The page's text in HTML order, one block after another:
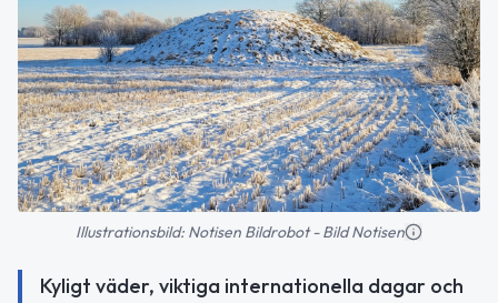
Illustrationsbild: Notisen Bildrobot - Bild Notisen
Kyligt väder, viktiga internationella dagar och